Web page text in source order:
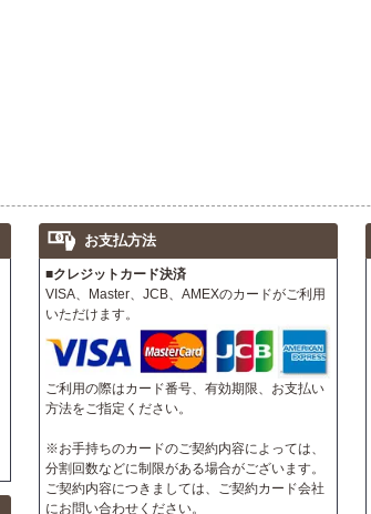
お支払方法
■クレジットカード決済
VISA、Master、JCB、AMEXのカードがご利用
いただけます。
ご利用の際はカード番号、有効期限、お支払い
方法をご指定ください。
※お手持ちのカードのご契約内容によっては、
分割回数などに制限がある場合がございます。
ご契約内容につきましては、ご契約カード会社
にお問い合わせください。